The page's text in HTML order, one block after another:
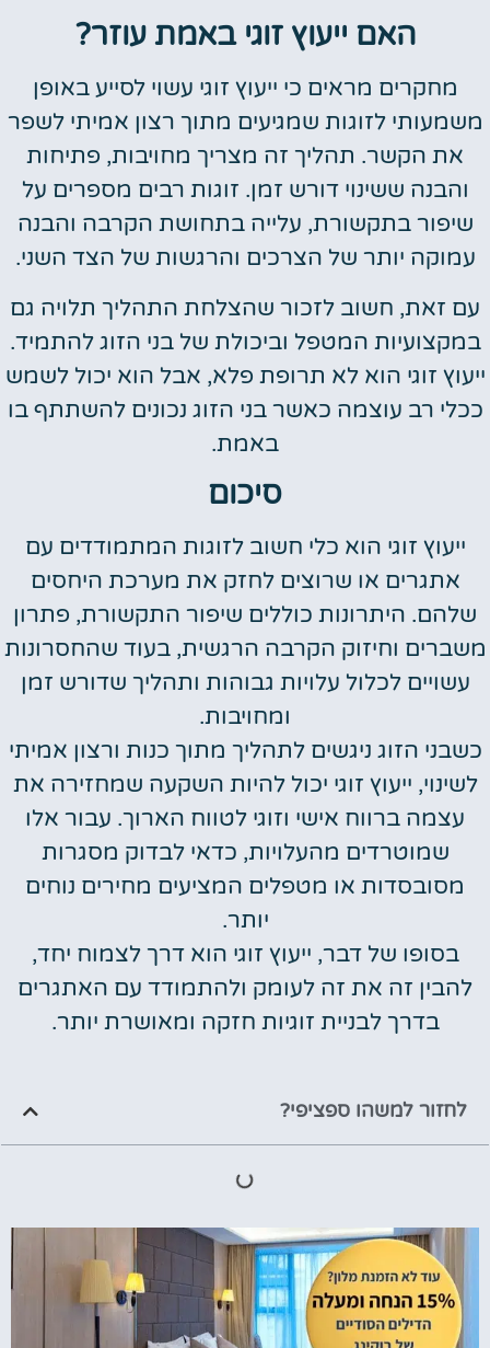
האם ייעוץ זוגי באמת עוזר?
מחקרים מראים כי ייעוץ זוגי עשוי לסייע באופן
משמעותי לזוגות שמגיעים מתוך רצון אמיתי לשפר
את הקשר. תהליך זה מצריך מחויבות, פתיחות
והבנה ששינוי דורש זמן. זוגות רבים מספרים על
שיפור בתקשורת, עלייה בתחושת הקרבה והבנה
עמוקה יותר של הצרכים והרגשות של הצד השני.
עם זאת, חשוב לזכור שהצלחת התהליך תלויה גם
במקצועיות המטפל וביכולת של בני הזוג להתמיד.
ייעוץ זוגי הוא לא תרופת פלא, אבל הוא יכול לשמש
ככלי רב עוצמה כאשר בני הזוג נכונים להשתתף בו
באמת.
סיכום
ייעוץ זוגי הוא כלי חשוב לזוגות המתמודדים עם
אתגרים או שרוצים לחזק את מערכת היחסים
שלהם. היתרונות כוללים שיפור התקשורת, פתרון
משברים וחיזוק הקרבה הרגשית, בעוד שהחסרונות
עשויים לכלול עלויות גבוהות ותהליך שדורש זמן
ומחויבות.
כשבני הזוג ניגשים לתהליך מתוך כנות ורצון אמיתי
לשינוי, ייעוץ זוגי יכול להיות השקעה שמחזירה את
עצמה ברווח אישי וזוגי לטווח הארוך. עבור אלו
שמוטרדים מהעלויות, כדאי לבדוק מסגרות
מסובסדות או מטפלים המציעים מחירים נוחים
יותר.
בסופו של דבר, ייעוץ זוגי הוא דרך לצמוח יחד,
להבין זה את זה לעומק ולהתמודד עם האתגרים
בדרך לבניית זוגיות חזקה ומאושרת יותר.
לחזור למשהו ספציפי?